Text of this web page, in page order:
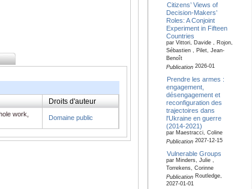
Droits d'auteur
work,
Domaine public
Citizens’ Views of
Decision-Makers’
Roles: A Conjoint
Experiment in Fifteen
Countries
par Vittori, Davide , Rojon,
Sébastien , Pilet, Jean-
Benoît
Publication2026-01
Prendre les armes :
engagement,
désengagement et
reconfiguration des
trajectoires dans
l'Ukraine en guerre
(2014-2021)
par Maestracci, Coline
Publication2027-12-15
Vulnerable Groups
par Minders, Julie ,
Torrekens, Corinne
PublicationRoutledge,
2027-01-01